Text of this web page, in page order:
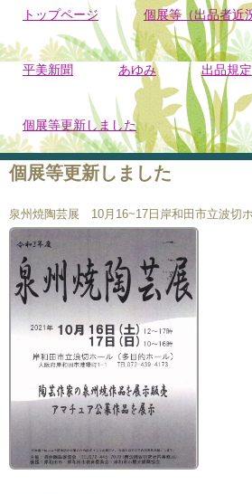
トップページ 個展等（出品者近
平美新聞 あゆみ 出品規定
個展等更新しました
個展等更新しました
泉州焼陶芸展 10月16~17日岸和田市立波切